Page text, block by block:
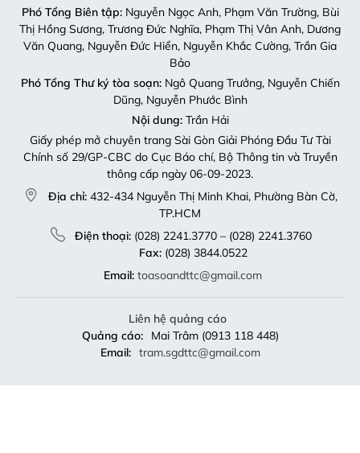
Phó Tổng Biên tập:Nguyễn Ngọc Anh, Phạm Văn Trường, Bùi
Thị Hồng Sương, Trương Đức Nghĩa, Phạm Thị Vân Anh, Dương
Văn Quang, Nguyễn Đức Hiển, Nguyễn Khắc Cường, Trần Gia
Bảo
Phó Tổng Thư ký tòa soạn:Ngô Quang Trưởng, Nguyễn Chiến
Dũng, Nguyễn Phước Bình
Nội dung:Trần Hải
Giấy phép mở chuyên trang Sài Gòn Giải Phóng Đầu Tư Tài
Chính số 29/GP-CBC do Cục Báo chí, Bộ Thông tin và Truyền
thông cấp ngày 06-09-2023.
Địa chỉ: 432-434 Nguyễn Thị Minh Khai, Phường Bàn Cờ,
TP.HCM
Điện thoại:(028) 2241.3770 – (028) 2241.3760
Fax:(028) 3844.0522
Email: toasoandttc@gmail.com
Liên hệ quảng cáo
Quảng cáo:
Mai Trâm (0913 118 448)
Email: tram.sgdttc@gmail.com